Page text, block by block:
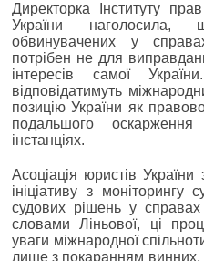
Директорка Інституту
України наголосила,
обвинувачених у
потрібен не для
інтересів самої
відповідатимуть
позицію України як
подальшого
інстанціях.
Асоціація юристів
ініціативу з моніторингу
судових рішень у
словами Ліньової, ці
уваги міжнародної
лише з покаранням